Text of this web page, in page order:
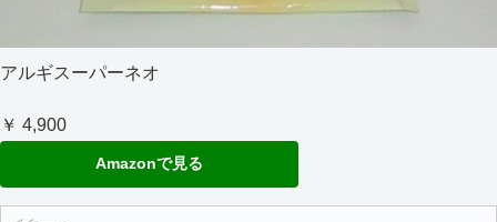
アルギスーパーネオ
￥ 4,900
Amazonで見る